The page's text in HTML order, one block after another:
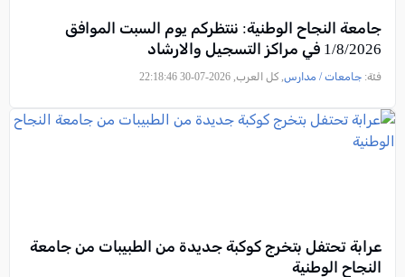
جامعة النجاح الوطنية: ننتظركم يوم السبت الموافق
1/8/2026 في مراكز التسجيل والارشاد
فئة: جامعات / مدارس, كل العرب, 2026-07-30 22:18:46
عرابة تحتفل بتخرج كوكبة جديدة من الطبيبات من جامعة
النجاح الوطنية